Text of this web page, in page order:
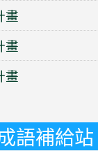
畫
畫
畫
語補給站